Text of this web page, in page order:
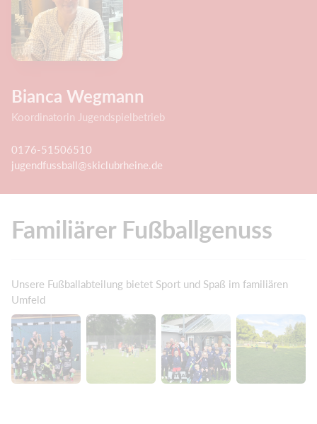
Bianca Wegmann
Koordinatorin Jugendspielbetrieb
0176-51506510
jugendfussball@skiclubrheine.de
Familiärer Fußballgenuss
Unsere Fußballabteilung bietet Sport und Spaß im familiären
Umfeld